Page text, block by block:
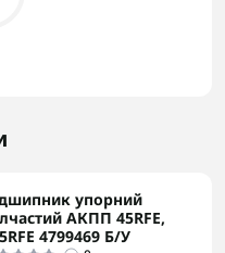
упорний
АКПП 45RFE,
4799469 Б/У